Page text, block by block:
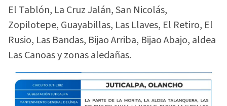
El Tablón, La Cruz Jalán, San Nicolás,
Zopilotepe, Guayabillas, Las Llaves, El Retiro, El
Rusio, Las Bandas, Bijao Arriba, Bijao Abajo, aldea
Las Canoas y zonas aledañas.